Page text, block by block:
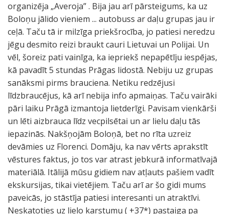
organizēja „Averoja” . Bija jau arī pārsteigums, ka uz
Boloņu jālido vieniem ... autobuss ar daļu grupas jau ir
ceļā. Taču tā ir milzīga priekšrocība, jo patiesi neredzu
jēgu desmito reizi braukt cauri Lietuvai un Polijai. Un
vēl, šoreiz pati vainīga, ka iepriekš nepapētīju iespējas,
kā pavadīt 5 stundas Prāgas lidostā. Nebiju uz grupas
sanāksmi pirms brauciena. Netiku redzējusi
līdzbraucējus, kā arī nebija info apmaiņas. Taču vairāki
pāri laiku Prāgā izmantoja lietderīgi. Pavisam vienkārši
un lēti aizbrauca līdz vecpilsētai un ar lielu daļu tās
iepazinās. Nakšņojām Boloņā, bet no rīta uzreiz
devāmies uz Florenci. Domāju, ka nav vērts aprakstīt
vēstures faktus, jo tos var atrast jebkurā informatīvajā
materiālā. Itālijā mūsu gidiem nav atļauts pašiem vadīt
ekskursijas, tikai vietējiem. Taču arī ar šo gidi mums
paveicās, jo stāstīja patiesi interesanti un atraktīvi.
Neskatoties uz lielo karstumu ( +37*) pastaiga pa